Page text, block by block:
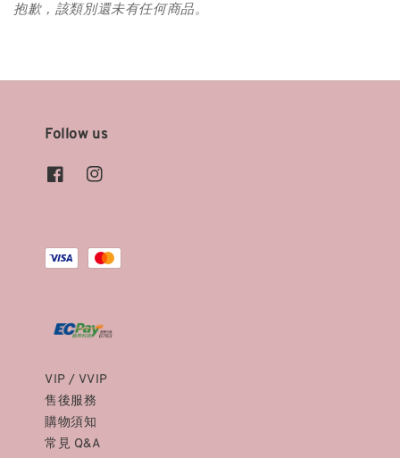
抱歉，該類別還未有任何商品。
Follow us
VIP / VVIP
售後服務
購物須知
常見 Q&A